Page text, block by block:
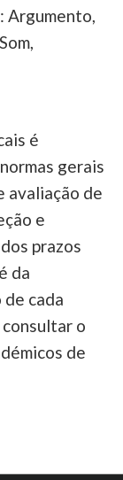
Argumento,
é
gerais
avaliação de
e
prazos
da
cada
o
de